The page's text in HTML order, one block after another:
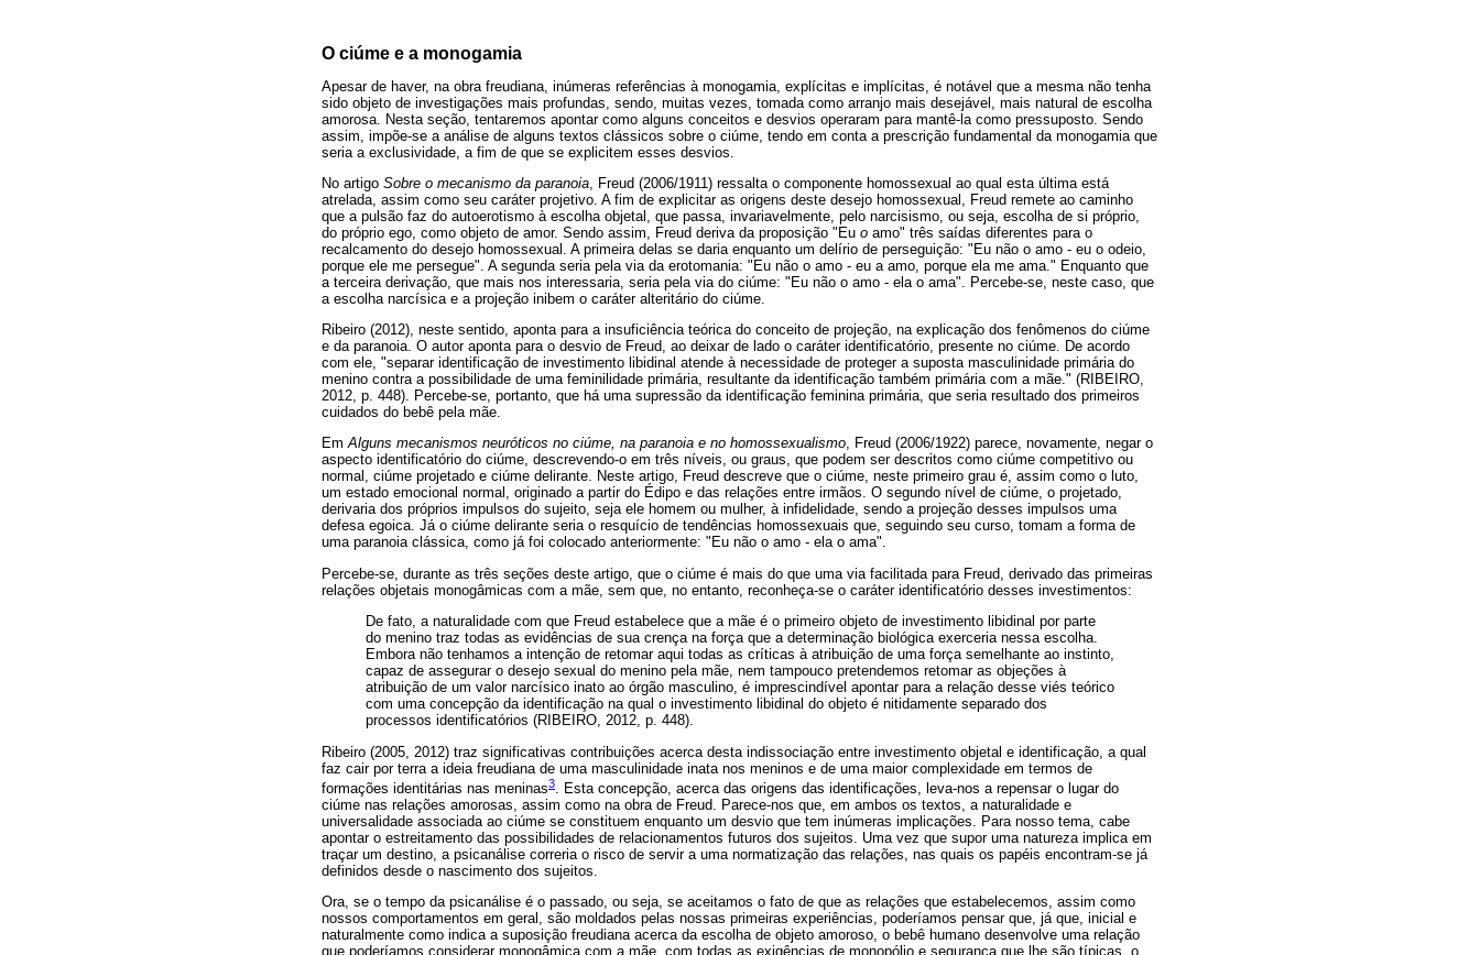
O ciúme e a monogamia
Apesar de haver, na obra freudiana, inúmeras referências à monogamia, explícitas e implícitas, é notável que a mesma não tenha
sido objeto de investigações mais profundas, sendo, muitas vezes, tomada como arranjo mais desejável, mais natural de escolha
amorosa. Nesta seção, tentaremos apontar como alguns conceitos e desvios operaram para mantê-la como pressuposto. Sendo
assim, impõe-se a análise de alguns textos clássicos sobre o ciúme, tendo em conta a prescrição fundamental da monogamia que
seria a exclusividade, a fim de que se explicitem esses desvios.
No artigo Sobre o mecanismo da paranoia, Freud (2006/1911) ressalta o componente homossexual ao qual esta última está
atrelada, assim como seu caráter projetivo. A fim de explicitar as origens deste desejo homossexual, Freud remete ao caminho
que a pulsão faz do autoerotismo à escolha objetal, que passa, invariavelmente, pelo narcisismo, ou seja, escolha de si próprio,
do próprio ego, como objeto de amor. Sendo assim, Freud deriva da proposição "Eu o amo" três saídas diferentes para o
recalcamento do desejo homossexual. A primeira delas se daria enquanto um delírio de perseguição: "Eu não o amo - eu o odeio,
porque ele me persegue". A segunda seria pela via da erotomania: "Eu não o amo - eu a amo, porque ela me ama." Enquanto que
a terceira derivação, que mais nos interessaria, seria pela via do ciúme: "Eu não o amo - ela o ama". Percebe-se, neste caso, que
a escolha narcísica e a projeção inibem o caráter alteritário do ciúme.
Ribeiro (2012), neste sentido, aponta para a insuficiência teórica do conceito de projeção, na explicação dos fenômenos do ciúme
e da paranoia. O autor aponta para o desvio de Freud, ao deixar de lado o caráter identificatório, presente no ciúme. De acordo
com ele, "separar identificação de investimento libidinal atende à necessidade de proteger a suposta masculinidade primária do
menino contra a possibilidade de uma feminilidade primária, resultante da identificação também primária com a mãe." (RIBEIRO,
2012, p. 448). Percebe-se, portanto, que há uma supressão da identificação feminina primária, que seria resultado dos primeiros
cuidados do bebê pela mãe.
EmAlguns mecanismos neuróticos no ciúme, na paranoia e no homossexualismo, Freud (2006/1922) parece, novamente, negar o
aspecto identificatório do ciúme, descrevendo-o em três níveis, ou graus, que podem ser descritos como ciúme competitivo ou
normal, ciúme projetado e ciúme delirante. Neste artigo, Freud descreve que o ciúme, neste primeiro grau é, assim como o luto,
um estado emocional normal, originado a partir do Édipo e das relações entre irmãos. O segundo nível de ciúme, o projetado,
derivaria dos próprios impulsos do sujeito, seja ele homem ou mulher, à infidelidade, sendo a projeção desses impulsos uma
defesa egoica. Já o ciúme delirante seria o resquício de tendências homossexuais que, seguindo seu curso, tomam a forma de
uma paranoia clássica, como já foi colocado anteriormente: "Eu não o amo - ela o ama".
Percebe-se, durante as três seções deste artigo, que o ciúme é mais do que uma via facilitada para Freud, derivado das primeiras
relações objetais monogâmicas com a mãe, sem que, no entanto, reconheça-se o caráter identificatório desses investimentos:
De fato, a naturalidade com que Freud estabelece que a mãe é o primeiro objeto de investimento libidinal por parte
do menino traz todas as evidências de sua crença na força que a determinação biológica exerceria nessa escolha.
Embora não tenhamos a intenção de retomar aqui todas as críticas à atribuição de uma força semelhante ao instinto,
capaz de assegurar o desejo sexual do menino pela mãe, nem tampouco pretendemos retomar as objeções à
atribuição de um valor narcísico inato ao órgão masculino, é imprescindível apontar para a relação desse viés teórico
com uma concepção da identificação na qual o investimento libidinal do objeto é nitidamente separado dos
processos identificatórios (RIBEIRO, 2012, p. 448).
Ribeiro (2005, 2012) traz significativas contribuições acerca desta indissociação entre investimento objetal e identificação, a qual
faz cair por terra a ideia freudiana de uma masculinidade inata nos meninos e de uma maior complexidade em termos de
formações identitárias nas meninas3. Esta concepção, acerca das origens das identificações, leva-nos a repensar o lugar do
ciúme nas relações amorosas, assim como na obra de Freud. Parece-nos que, em ambos os textos, a naturalidade e
universalidade associada ao ciúme se constituem enquanto um desvio que tem inúmeras implicações. Para nosso tema, cabe
apontar o estreitamento das possibilidades de relacionamentos futuros dos sujeitos. Uma vez que supor uma natureza implica em
traçar um destino, a psicanálise correria o risco de servir a uma normatização das relações, nas quais os papéis encontram-se já
definidos desde o nascimento dos sujeitos.
Ora, se o tempo da psicanálise é o passado, ou seja, se aceitamos o fato de que as relações que estabelecemos, assim como
nossos comportamentos em geral, são moldados pelas nossas primeiras experiências, poderíamos pensar que, já que, inicial e
naturalmente como indica a suposição freudiana acerca da escolha de objeto amoroso, o bebê humano desenvolve uma relação
que poderíamos considerar monogâmica com a mãe, com todas as exigências de monopólio e segurança que lhe são típicas, o